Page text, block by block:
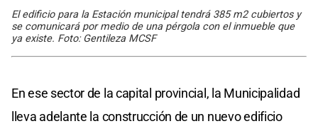
El edificio para la Estación municipal tendrá 385 m2 cubiertos y
se comunicará por medio de una pérgola con el inmueble que
ya existe. Foto: Gentileza MCSF
En ese sector de la capital provincial, la Municipalidad
lleva adelante la construcción de un nuevo edificio